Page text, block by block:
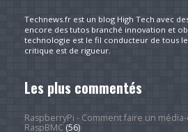
Technews.fr est un blog High Tech avec
encore des tutos branché innovation et
technologie est le fil conducteur de tous
critique est de rigueur.
Les plus commentés
RaspberryPi - Comment faire un
RaspBMC(56)